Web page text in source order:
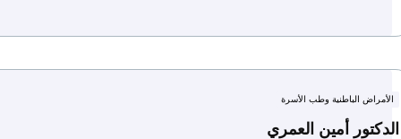
الأمراض الباطنية وطب الأسرة
الدكتور أمين العمري